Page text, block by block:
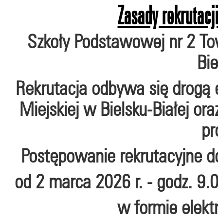
Zasady
Szkoły Podstawowej nr 2
Rekrutacja odbywa się drogą
Miejskiej w Bielsku-Białej
Postępowanie rekrutacyjne
od 2 marca 2026 r. - godz.
w formie